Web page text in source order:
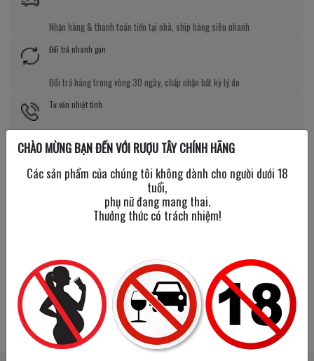
Nhận hàng & thanh toán tiền tại nhà, ship hàng siêu nhanh
Đổi trả nhanh gọn
Đổi trả hàng trong vòng 30 ngày, chấp nhận bất kỳ lý do
Tư vấn nhiệt tình
Đội ngũ chuyên viên tư vấn có kiến thức chuẩn về rượu ngoại
Nhiều chương trình giảm giá, tặng quà cực giá trị
SẢN PHẨM LIÊN QUAN SẢN PHẨM ĐÃ XEM
CHÀO MỪNG BẠN ĐẾN VỚI RƯỢU TÂY CHÍNH HÃNG
Các sản phẩm của chúng tôi không dành cho người dưới 18
tuổi,
phụ nữ đang mang thai.
Thưởng thức có trách nhiệm!